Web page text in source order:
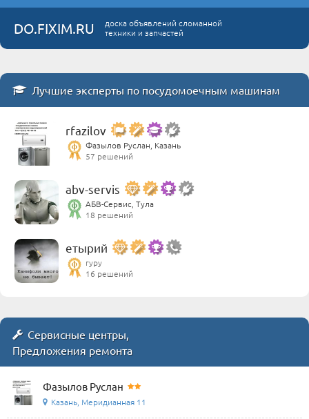
DO.FIXIM.RU
доска объявлений сломанной
техники и запчастей
Лучшие эксперты по посудомоечным машинам
rfazilov
Фазылов Руслан, Казань
57 решений
abv-servis
АБВ-Сервис, Тула
18 решений
етырий
гуру
16 решений
Сервисные центры,
Предложения ремонта
Фазылов Руслан
Казань, Меридианная 11